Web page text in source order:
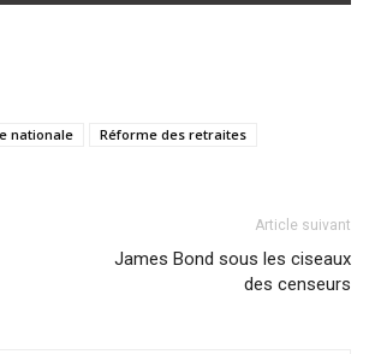
nationale Réforme des retraites
Article suivant
James Bond sous les ciseaux
des censeurs